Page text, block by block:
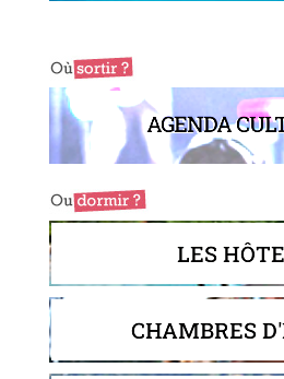
AGENDA
LES
CHAMBRES